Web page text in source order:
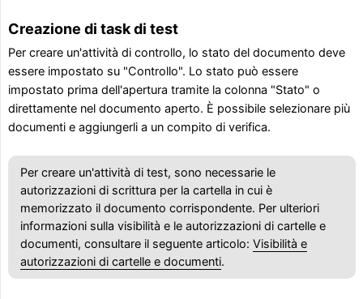
Creazione di task di test
Per creare un'attività di controllo, lo stato del documento deve
essere impostato su "Controllo". Lo stato può essere
impostato prima dell'apertura tramite la colonna "Stato" o
direttamente nel documento aperto. È possibile selezionare più
documenti e aggiungerli a un compito di verifica.
Per creare un'attività di test, sono necessarie le
autorizzazioni di scrittura per la cartella in cui è
memorizzato il documento corrispondente. Per ulteriori
informazioni sulla visibilità e le autorizzazioni di cartelle e
documenti, consultare il seguente articolo: Visibilità e
autorizzazioni di cartelle e documenti.